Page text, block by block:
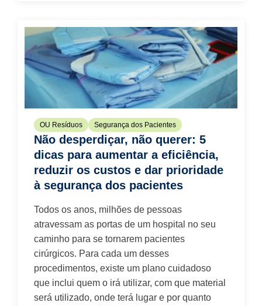
OU Resíduos Segurança dos Pacientes
Não desperdiçar, não querer: 5
dicas para aumentar a eficiência,
reduzir os custos e dar prioridade
à segurança dos pacientes
Todos os anos, milhões de pessoas
atravessam as portas de um hospital no seu
caminho para se tornarem pacientes
cirúrgicos. Para cada um desses
procedimentos, existe um plano cuidadoso
que inclui quem o irá utilizar, com que material
será utilizado, onde terá lugar e por quanto